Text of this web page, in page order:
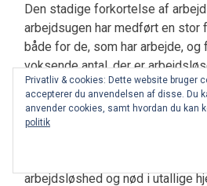
Den stadige forkortelse af
arbejdsugen har medført en stor
både for de, som har arbejde,
voksende antal, der er
perioder.
Fabrikker og forretninger
1930ernes Horsens var præget
arbejdsløshed og nød i utallige
Privatliv & cookies: Dette website bruger
accepterer du anvendelsen af disse. Du
anvender cookies, samt hvordan du kan
politik